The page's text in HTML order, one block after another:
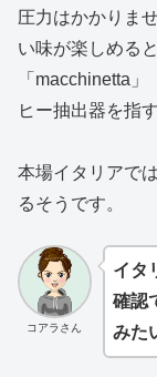
圧力はかかりま
い味が楽しめる
「macchinetta
ヒー抽出器を指
本場イタリアで
るそうです。
コアラさん
イタ
確認
みた